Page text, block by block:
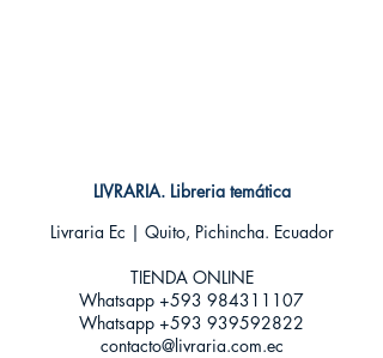
LIVRARIA. Libreria temática
Livraria Ec | Quito, Pichincha. Ecuador
TIENDA ONLINE​
Whatsapp +593 984311107
Whatsapp +593 939592822
contacto@livraria.com.ec